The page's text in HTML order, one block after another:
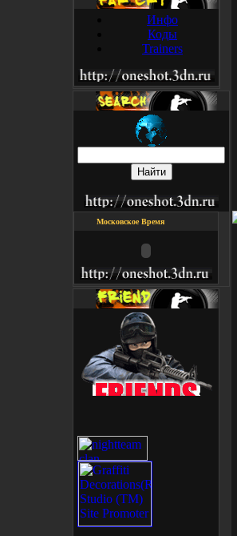
Инфо
Коды
Trainers
Московское Время